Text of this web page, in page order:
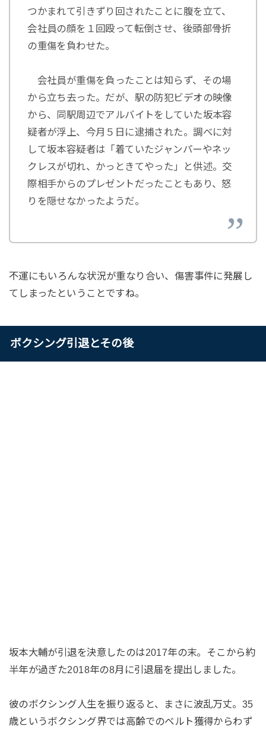
つかまれて引きずり回されたことに腹を立て、
会社員の顔を１回殴って転倒させ、後頭部骨折
の重傷を負わせた。
会社員が重傷を負ったことは知らず、その場
から立ち去った。だが、駅の防犯ビデオの映像
から、同駅周辺でアルバイトをしていた坂本容
疑者が浮上、今月５日に逮捕された。調べに対
して坂本容疑者は「着ていたジャンパーやネッ
クレスが切れ、かっときてやった」と供述。交
際相手からのプレゼントだったこともあり、怒
りを隠せなかったようだ。
不運にもいろんな状況が重なり合い、傷害事件に発展し
てしまったということですね。
ボクシング引退とその後
坂本大輔が引退を決意したのは2017年の末。そこから約
半年が過ぎた2018年の8月に引退届を提出しました。
彼のボクシング人生を振り返ると、まさに波乱万丈。35
歳というボクシング界では高齢でのベルト獲得からわず